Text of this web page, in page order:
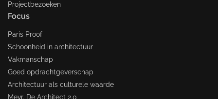
Projectbezoeken
Focus
Paris Proof
Schoonheid in architectuur
Vakmanschap
Goed opdrachtgeverschap
Architectuur als culturele waarde
Mevr. De Architect 2.0